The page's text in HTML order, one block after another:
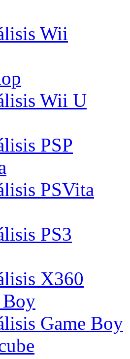
Wii
Wii U
PSP
PSVita
PS3
X360
Boy
Game Boy